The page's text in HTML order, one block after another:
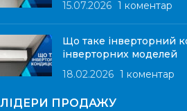
15.07.2026 1 коментар
Що таке інверторний
інверторних моделей
18.02.2026 1 коментар
ЛІДЕРИ ПРОДАЖУ